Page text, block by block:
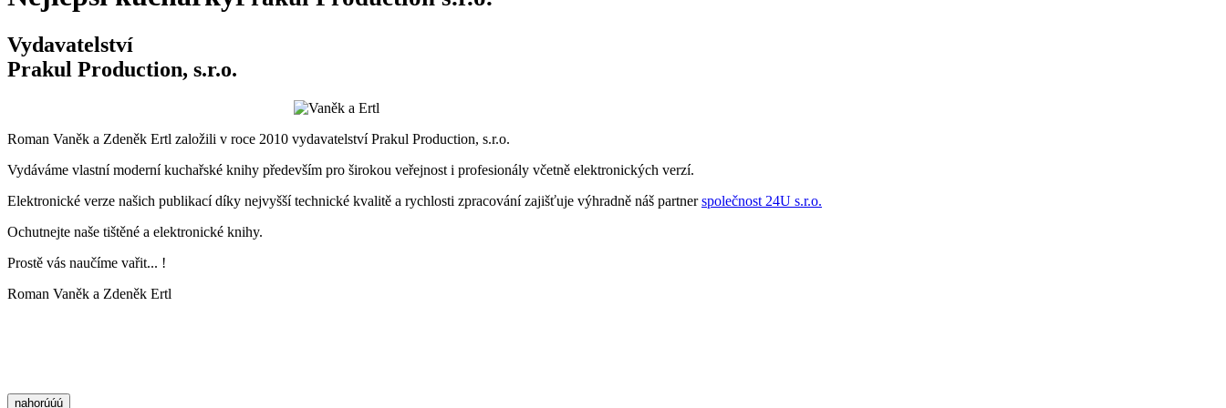
Vydavatelství
Prakul Production, s.r.o.
Roman Vaněk a Zdeněk Ertl založili v roce 2010 vydavatelství Prakul Production, s.r.o.
Vydáváme vlastní moderní kuchařské knihy především pro širokou veřejnost i profesionály včetně elektronických verzí.
Elektronické verze našich publikací díky nejvyšší technické kvalitě a rychlosti zpracování zajišťuje výhradně náš partnerspolečnost 24U s.r.o.
Ochutnejte naše tištěné a elektronické knihy.
Prostě vás naučíme vařit... !
Roman Vaněk a Zdeněk Ertl
nahorúúú